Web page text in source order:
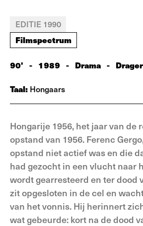
EDITIE 1990
Filmspectrum
90' - 1989 - Drama -
Taal: Hongaars
Hongarije 1956, het jaar van de
opstand van 1956. Ferenc
opstand niet actief was en die
had ge­zocht in een vlucht naar
wordt gearresteerd en ter dood
zit opgesloten in de cel en
van het vonnis. Hij herinnert
wat gebeurde: kort na de dood